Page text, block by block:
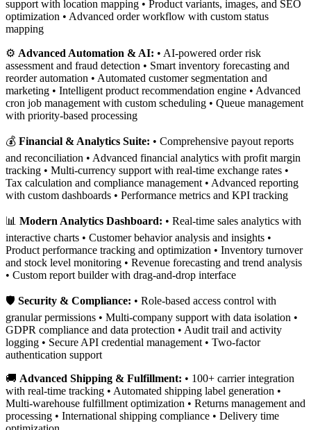
support with location mapping • Product variants, images, and SEO
optimization • Advanced order workflow with custom status
mapping
⚙️ Advanced Automation & AI: • AI-powered order risk
assessment and fraud detection • Smart inventory forecasting and
reorder automation • Automated customer segmentation and
marketing • Intelligent product recommendation engine • Advanced
cron job management with custom scheduling • Queue management
with priority-based processing
💰 Financial & Analytics Suite: • Comprehensive payout reports
and reconciliation • Advanced financial analytics with profit margin
tracking • Multi-currency support with real-time exchange rates •
Tax calculation and compliance management • Advanced reporting
with custom dashboards • Performance metrics and KPI tracking
📊 Modern Analytics Dashboard: • Real-time sales analytics with
interactive charts • Customer behavior analysis and insights •
Product performance tracking and optimization • Inventory turnover
and stock level monitoring • Revenue forecasting and trend analysis
• Custom report builder with drag-and-drop interface
🛡️ Security & Compliance: • Role-based access control with
granular permissions • Multi-company support with data isolation •
GDPR compliance and data protection • Audit trail and activity
logging • Secure API credential management • Two-factor
authentication support
🚚 Advanced Shipping & Fulfillment: • 100+ carrier integration
with real-time tracking • Automated shipping label generation •
Multi-warehouse fulfillment optimization • Returns management and
processing • International shipping compliance • Delivery time